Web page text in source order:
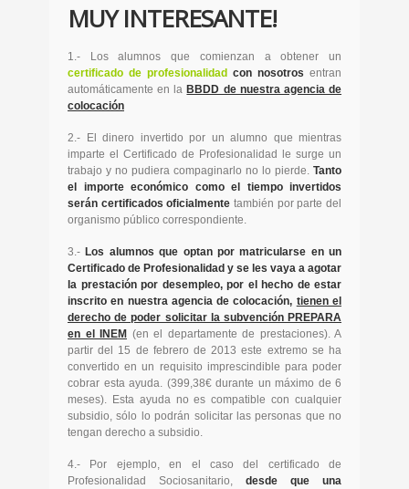
MUY INTERESANTE!
1.- Los alumnos que comienzan a obtener un
certificado de profesionalidad con nosotros entran
automáticamente en laBBDD de nuestra agencia de
colocación
2.- El dinero invertido por un alumno que mientras
imparte el Certificado de Profesionalidad le surge un
trabajo y no pudiera compaginarlo no lo pierde. Tanto
el importe económico como el tiempo invertidos
serán certificados oficialmente también por parte del
organismo público correspondiente.
3.-Los alumnos que optan por matricularse en un
Certificado de Profesionalidad y se les vaya a agotar
la prestación por desempleo, por el hecho de estar
inscrito en nuestra agencia de colocación, tienen el
derecho de poder solicitar la subvención PREPARA
en el INEM (en el departamente de prestaciones). A
partir del 15 de febrero de 2013 este extremo se ha
convertido en un requisito imprescindible para poder
cobrar esta ayuda. (399,38€ durante un máximo de 6
meses). Esta ayuda no es compatible con cualquier
subsidio, sólo lo podrán solicitar las personas que no
tengan derecho a subsidio.
4.- Por ejemplo, en el caso del certificado de
Profesionalidad Sociosanitario, desde que una